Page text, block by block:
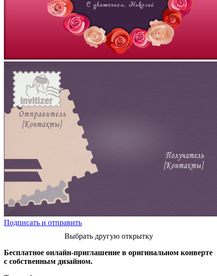
Подписать и отправить
Выбрать другую открытку
Бесплатное онлайн-приглашение в оригинальном конверте
с собственным дизайном.